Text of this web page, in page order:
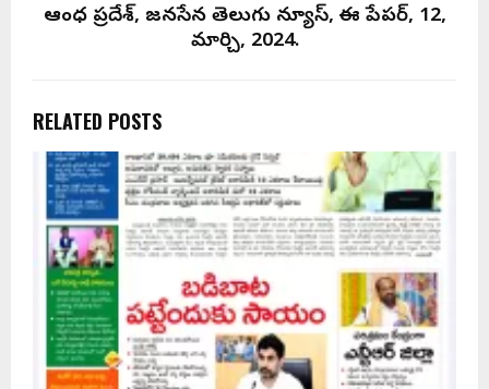
ఆంధ్ర ప్రదేశ్, జనసేన తెలుగు న్యూస్, ఈ పేపర్, 12,
మార్చి, 2024.
RELATED POSTS